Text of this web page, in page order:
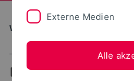
Wirtschaftswissenschaften
... Team
Externe Medien
Alle